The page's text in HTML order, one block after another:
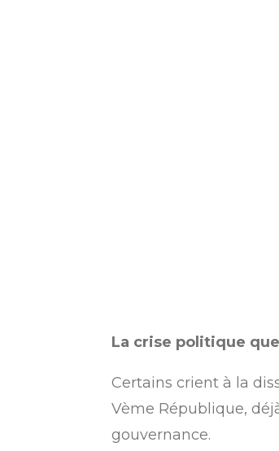
La crise politique
Certains crient à la
Vème République,
gouvernance.